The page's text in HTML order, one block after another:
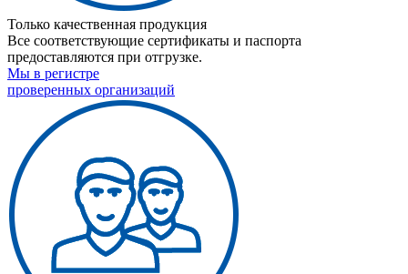
Только качественная продукция
Все соответствующие сертификаты и паспорта
предоставляются при отгрузке.
Мы в регистре
проверенных организаций